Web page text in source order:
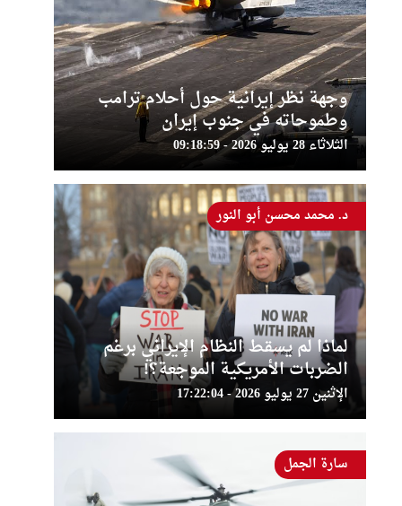
وجهة نظر إيرانية حول أحلام ترامب
وطموحاته في جنوب إيران
الثلاثاء 28 يوليو 2026 - 09:18:59
لماذا لم يسقط النظام الإيراني برغم
الضربات الأمريكية الموجعة؟!
الإثنين 27 يوليو 2026 - 17:22:04
د. محمد محسن أبو النور
سارة الجمل